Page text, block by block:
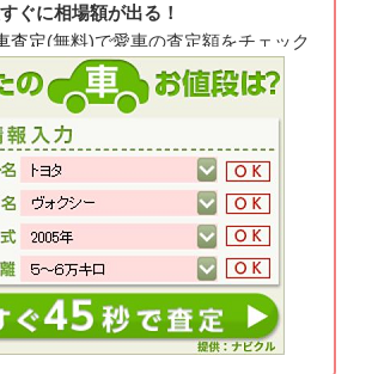
ぐに相場額が出る！
査定(無料)で愛車の査定額をチェック